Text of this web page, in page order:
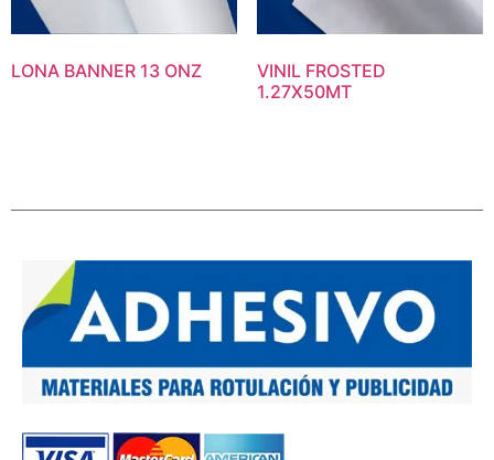
LONA BANNER 13 ONZ
VINIL FROSTED
1.27X50MT